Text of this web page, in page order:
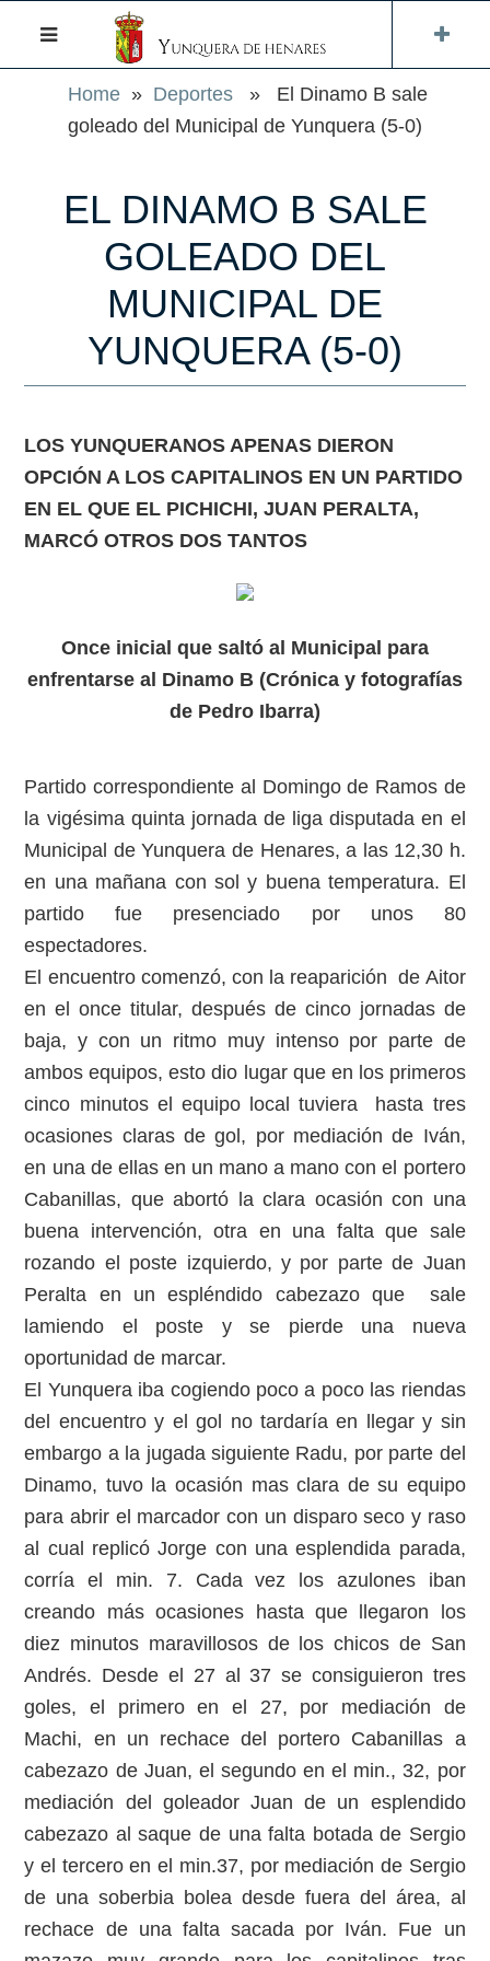
Home » Deportes » El Dinamo B sale
goleado del Municipal de Yunquera (5-0)
EL DINAMO B SALE
GOLEADO DEL
MUNICIPAL DE
YUNQUERA (5-0)
LOS YUNQUERANOS APENAS DIERON
OPCIÓN A LOS CAPITALINOS EN UN PARTIDO
EN EL QUE EL PICHICHI, JUAN PERALTA,
MARCÓ OTROS DOS TANTOS
Once inicial que saltó al Municipal para
enfrentarse al Dinamo B (Crónica y fotografías
de Pedro Ibarra)
Partido correspondiente al Domingo de Ramos de
la vigésima quinta jornada de liga disputada en el
Municipal de Yunquera de Henares, a las 12,30 h.
en una mañana con sol y buena temperatura. El
partido fue presenciado por unos 80
espectadores.
El encuentro comenzó, con la reaparición de Aitor
en el once titular, después de cinco jornadas de
baja, y con un ritmo muy intenso por parte de
ambos equipos, esto dio lugar que en los primeros
cinco minutos el equipo local tuviera hasta tres
ocasiones claras de gol, por mediación de Iván,
en una de ellas en un mano a mano con el portero
Cabanillas, que abortó la clara ocasión con una
buena intervención, otra en una falta que sale
rozando el poste izquierdo, y por parte de Juan
Peralta en un espléndido cabezazo que sale
lamiendo el poste y se pierde una nueva
oportunidad de marcar.
El Yunquera iba cogiendo poco a poco las riendas
del encuentro y el gol no tardaría en llegar y sin
embargo a la jugada siguiente Radu, por parte del
Dinamo, tuvo la ocasión mas clara de su equipo
para abrir el marcador con un disparo seco y raso
al cual replicó Jorge con una esplendida parada,
corría el min. 7. Cada vez los azulones iban
creando más ocasiones hasta que llegaron los
diez minutos maravillosos de los chicos de San
Andrés. Desde el 27 al 37 se consiguieron tres
goles, el primero en el 27, por mediación de
Machi, en un rechace del portero Cabanillas a
cabezazo de Juan, el segundo en el min., 32, por
mediación del goleador Juan de un esplendido
cabezazo al saque de una falta botada de Sergio
y el tercero en el min.37, por mediación de Sergio
de una soberbia bolea desde fuera del área, al
rechace de una falta sacada por Iván. Fue un